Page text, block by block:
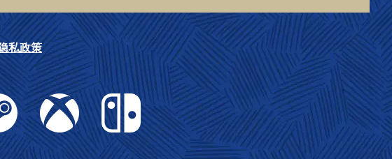
私政策
Xbox Nintendo Switch